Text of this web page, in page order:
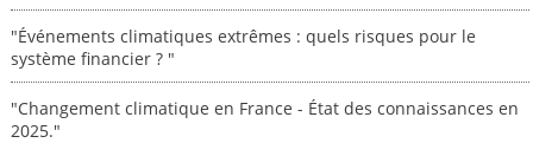
"Événements climatiques extrêmes : quels risques pour le
système financier ? "
"Changement climatique en France - État des connaissances en
2025."